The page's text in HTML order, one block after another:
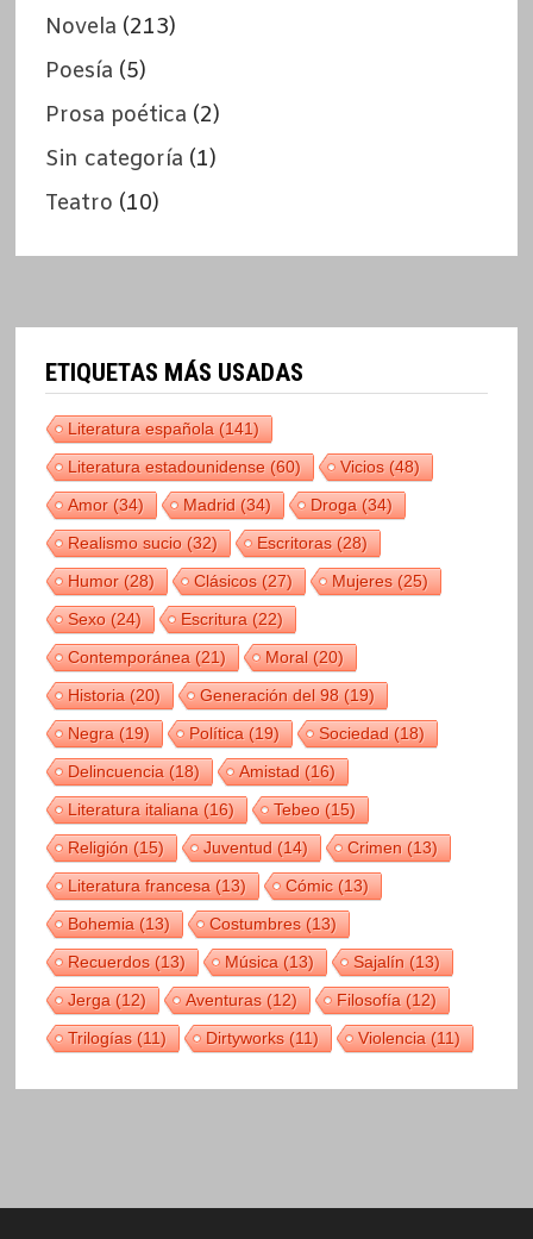
Novela (213)
Poesía (5)
Prosa poética (2)
Sin categoría (1)
Teatro (10)
ETIQUETAS MÁS USADAS
Literatura española(141)
Literatura estadounidense(60) Vicios(48)
Amor(34) Madrid(34) Droga(34)
Realismo sucio(32) Escritoras(28)
Humor(28) Clásicos(27) Mujeres(25)
Sexo(24) Escritura(22)
Contemporánea(21) Moral(20)
Historia(20) Generación del 98(19)
Negra(19) Política(19) Sociedad(18)
Delincuencia(18) Amistad(16)
Literatura italiana(16) Tebeo(15)
Religión(15) Juventud(14) Crimen(13)
Literatura francesa(13) Cómic(13)
Bohemia(13) Costumbres(13)
Recuerdos(13) Música(13) Sajalín(13)
Jerga(12) Aventuras(12) Filosofía(12)
Trilogías(11) Dirtyworks(11) Violencia(11)